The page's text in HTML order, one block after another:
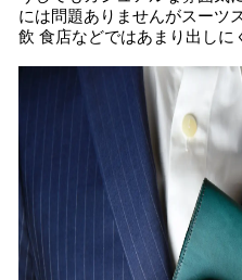
には問題ありませんがスーツ
飲 食店などではあまり出しに